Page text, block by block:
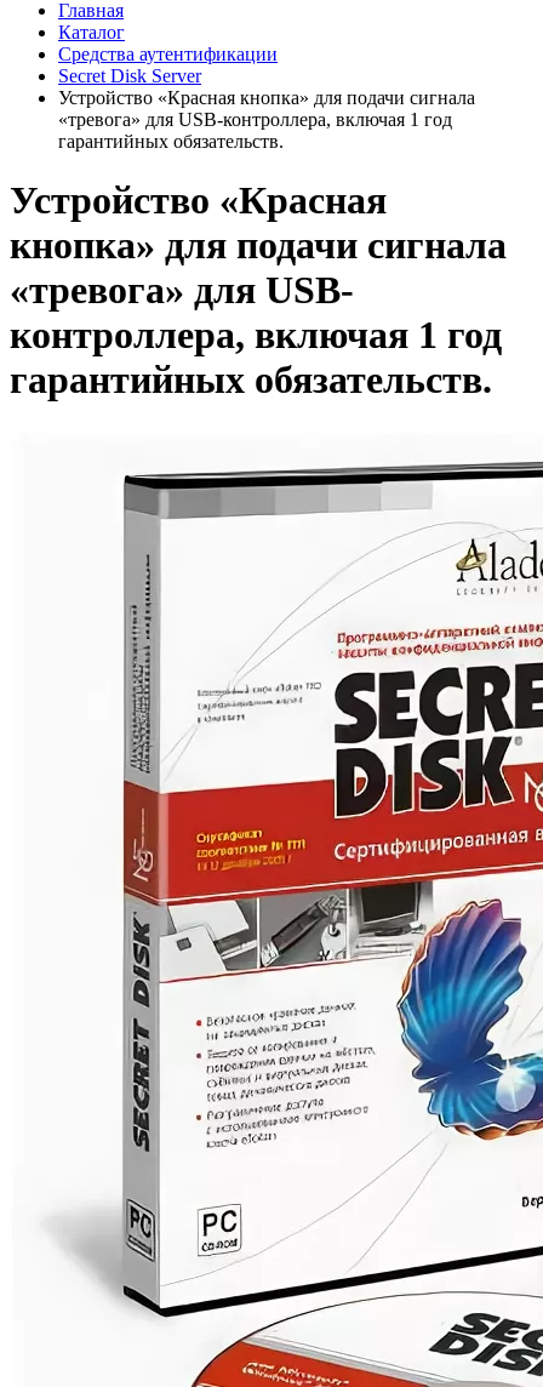
Главная
Каталог
Средства аутентификации
Secret Disk Server
Устройство «Красная кнопка» для подачи сигнала
«тревога» для USB-контроллера, включая 1 год
гарантийных обязательств.
Устройство «Красная
кнопка» для подачи сигнала
«тревога» для USB-
контроллера, включая 1 год
гарантийных обязательств.